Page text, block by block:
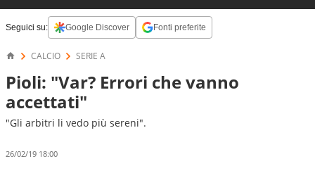
Seguici su: Google Discover Fonti preferite
CALCIO SERIE A
Pioli: "Var? Errori che vanno
accettati"
"Gli arbitri li vedo più sereni".
26/02/19 18:00